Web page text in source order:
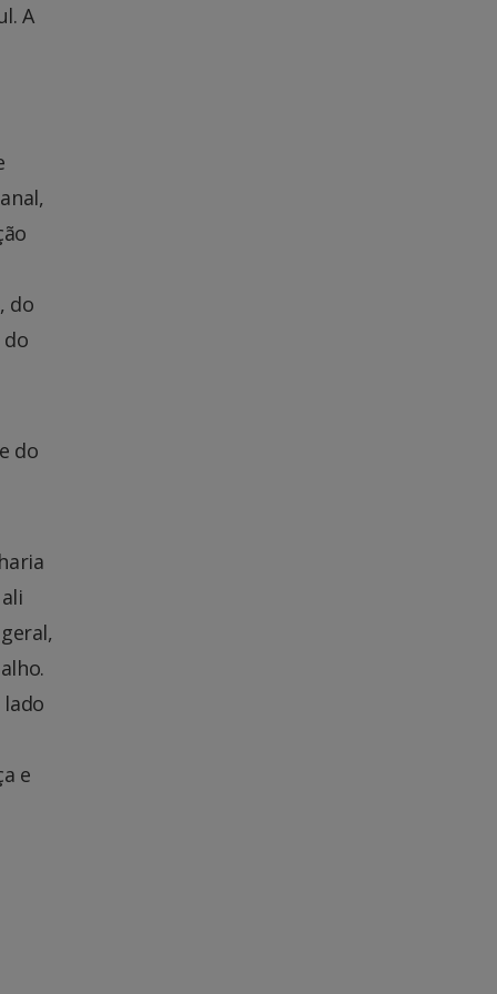
A
do
do
do
e